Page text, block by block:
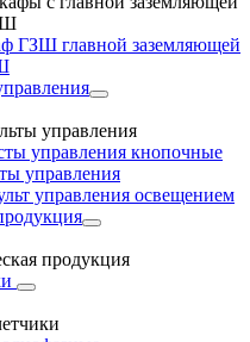
ГЗШ главной заземляющей
управления
управления кнопочные
управления
управления освещением
продукция